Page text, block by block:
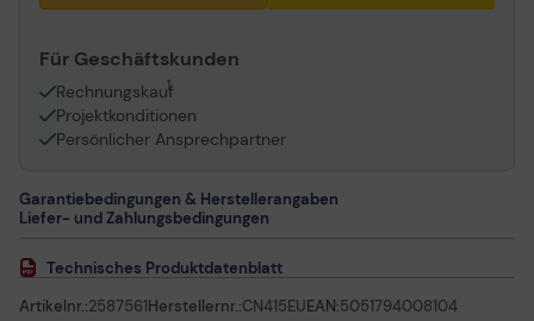
Für Geschäftskunden
Rechnungskauf
1
Projektkonditionen
Persönlicher Ansprechpartner
Garantiebedingungen & Herstellerangaben
Liefer- und Zahlungsbedingungen
Technisches Produktdatenblatt
Artikelnr.:2587561Herstellernr.:CN415EUEAN:5051794008104